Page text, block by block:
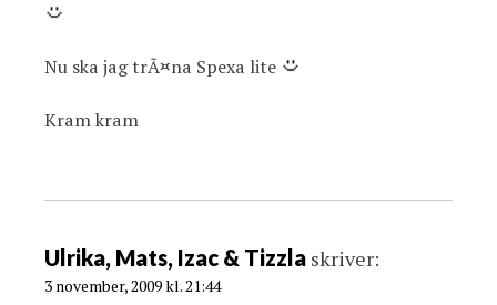
Nu ska jag trÃ¤na Spexa lite
Kram kram
Ulrika, Mats, Izac & Tizzla skriver:
3 november, 2009 kl. 21:44